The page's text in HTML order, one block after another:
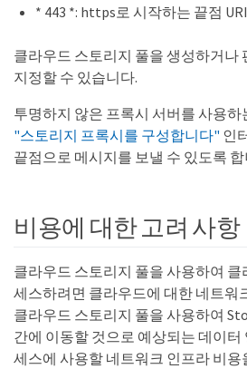
* 443 *: https로 시작하는 끝점
클라우드 스토리지 풀을 생성하거나
지정할 수 있습니다.
투명하지 않은 프록시 서버를 사용
"스토리지 프록시를 구성합니다" 인
끝점으로 메시지를 보낼 수 있도록 합
비용에 대한 고려 사항
클라우드 스토리지 풀을 사용하여
세스하려면 클라우드에 대한 네트워
클라우드 스토리지 풀을 사용하여
간에 이동할 것으로 예상되는 데이터
세스에 사용할 네트워크 인프라 비용